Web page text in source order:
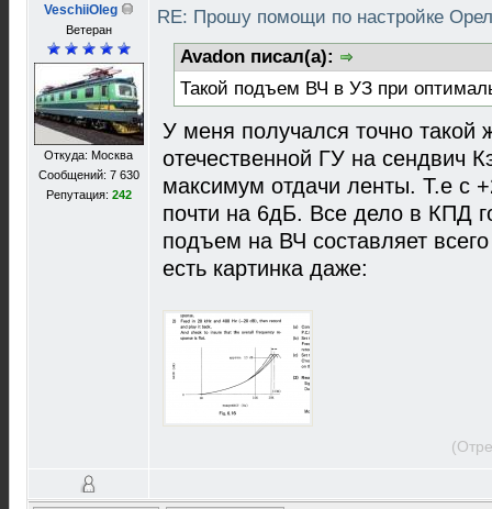
VeschiiOleg
Ветеран
Откуда: Москва
Сообщений: 7 630
Репутация: 242
RE: Прошу помощи по настройке
Avadon писал(а):
Такой подъем ВЧ в УЗ при
У меня получался точно такой
отечественной ГУ на сендвич
максимум отдачи ленты. Т.е с
почти на 6дБ. Все дело в КПД
подъем на ВЧ составляет
есть картинка даже: